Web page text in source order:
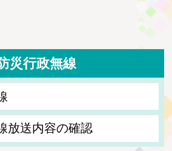
災行政無線
放送内容の確認